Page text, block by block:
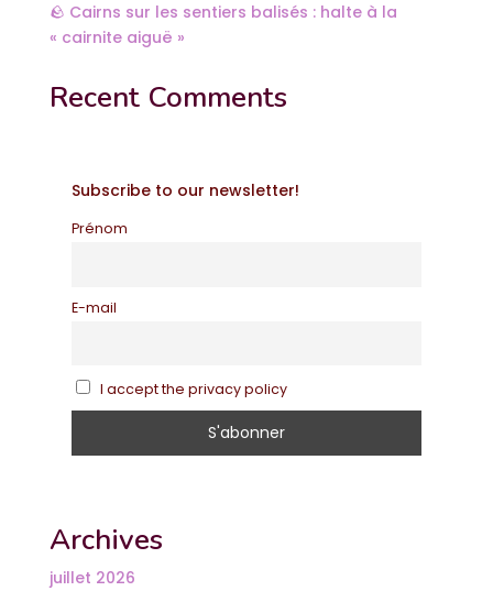
🪨 Cairns sur les sentiers balisés : halte à la
« cairnite aiguë »
Recent Comments
Subscribe to our newsletter!
Prénom
E-mail
I accept the privacy policy
Archives
juillet 2026